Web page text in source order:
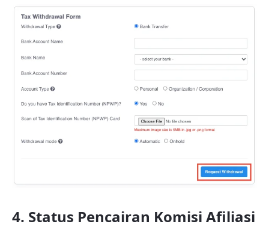
4. Status Pencairan Komisi Afiliasi